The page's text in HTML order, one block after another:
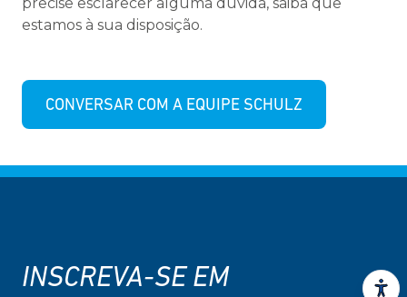
estamos à sua disposição.
CONVERSAR COM A EQUIPE SCHULZ
INSCREVA-SE EM